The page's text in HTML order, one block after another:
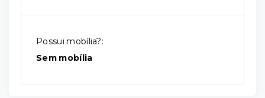
Possui mobília?:
Sem mobília